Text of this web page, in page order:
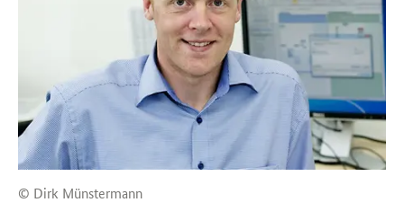
© Dirk Münstermann